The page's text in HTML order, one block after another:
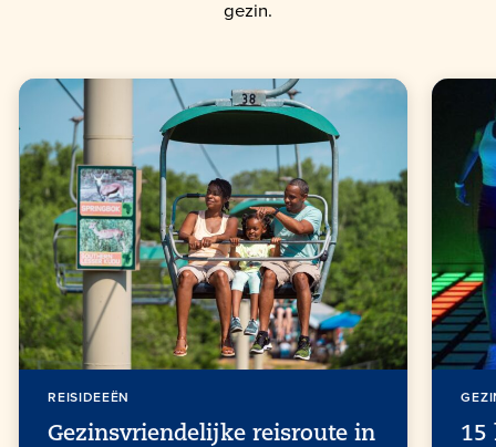
gezin.
REISIDEEËN
Gezinsvriendelijke reisroute in
15